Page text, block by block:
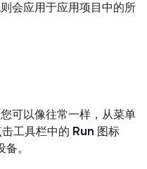
会应用于应用项目中的所
可以像往常一样，从菜单
击工具栏中的 Run 图标
。